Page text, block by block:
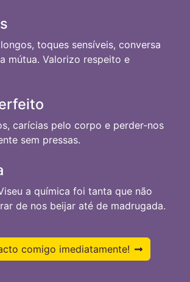
toques sensíveis, conversa
mútua. Valorizo respeito e
carícias pelo corpo e perder-nos
sem pressas.
a química foi tanta que não
de nos beijar até de madrugada.
comigo imediatamente!